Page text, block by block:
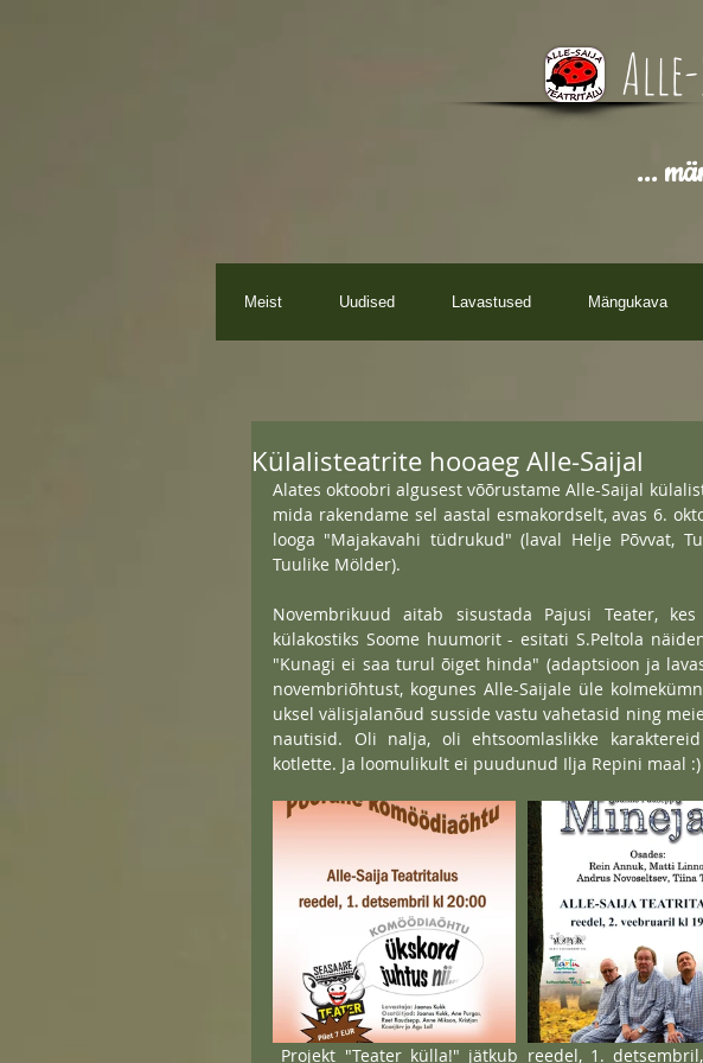
...
Meist Uudised Lavastused Mängukava
Külalisteatrite hooaeg Alle-Saijal
Alates oktoobri algusest võõrustame Alle-Saijal
mida rakendame sel aastal esmakordselt, avas 6.
looga "Majakavahi tüdrukud" (laval Helje Põvvat,
Tuulike Mölder).
Novembrikuud aitab sisustada Pajusi Teater,
külakostiks Soome huumorit - esitati S.Peltola
"Kunagi ei saa turul õiget hinda" (adaptsioon ja
novembriõhtust, kogunes Alle-Saijale üle
uksel välisjalanõud susside vastu vahetasid ning
nautisid. Oli nalja, oli ehtsoomlaslikke
kotlette. Ja loomulikult ei puudunud Ilja Repini maal :)